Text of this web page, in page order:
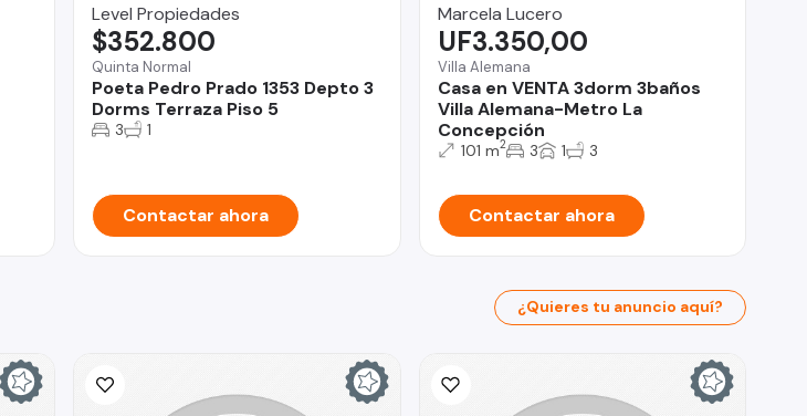
Level Propiedades
Quinta Normal
Poeta Pedro Prado 1353 Depto 3
Dorms Terraza Piso 5
$352.800
3 1
Contactar ahora
Marcela Lucero
Villa Alemana
Casa en VENTA 3dorm 3baños
Villa Alemana-Metro La
Concepción
UF3.350,00
101 m2 3 1 3
Contactar ahora
¿Quieres tu anuncio aquí?